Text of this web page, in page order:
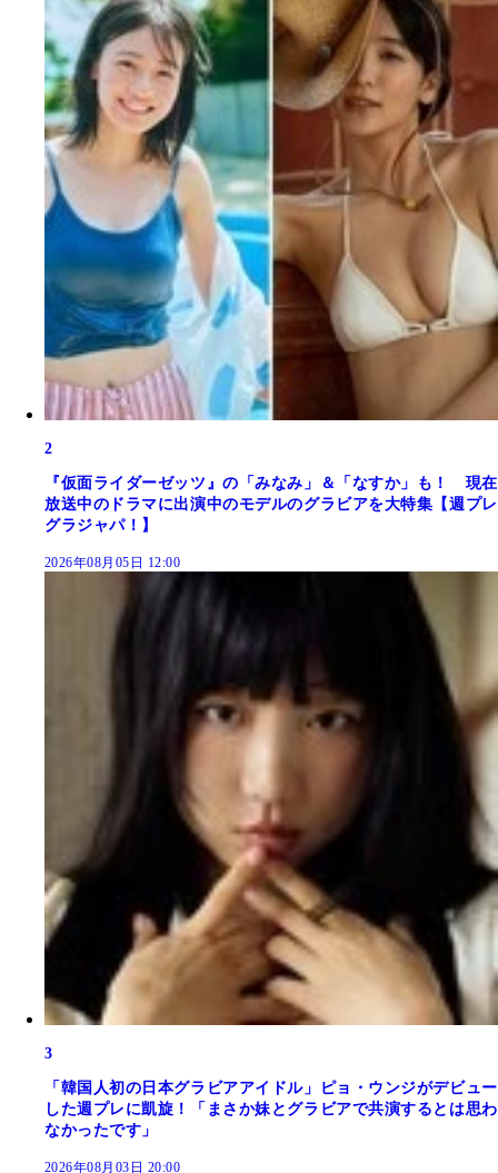
2
『仮面ライダーゼッツ』の「みなみ」＆「なすか」も！ 現在
放送中のドラマに出演中のモデルのグラビアを大特集【週プレ
グラジャパ！】
2026年08月05日 12:00
3
「韓国人初の日本グラビアアイドル」ピョ・ウンジがデビュー
した週プレに凱旋！「まさか妹とグラビアで共演するとは思わ
なかったです」
2026年08月03日 20:00